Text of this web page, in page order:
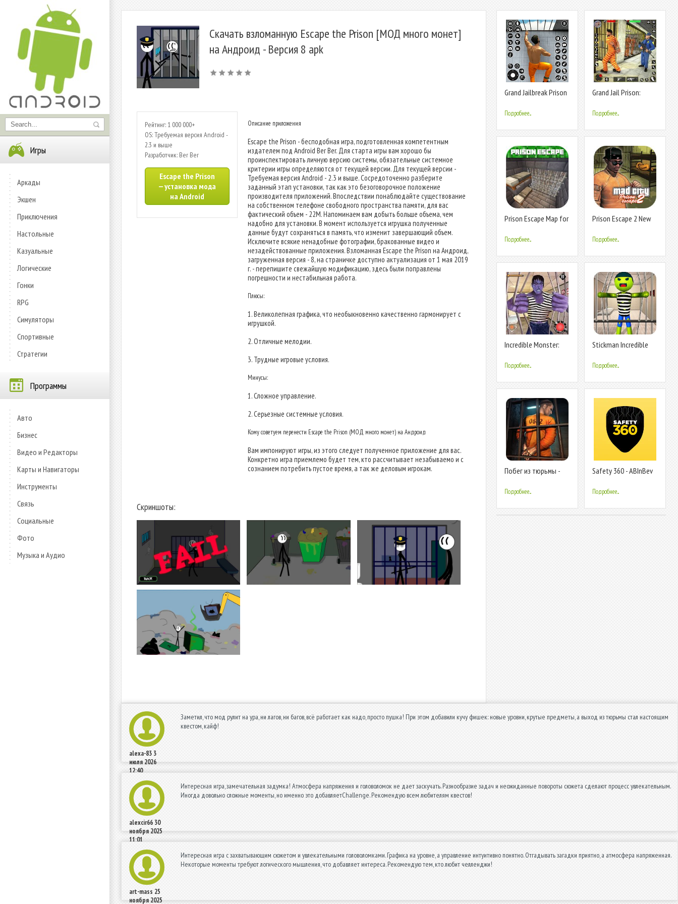
Игры
Аркады
Экшен
Приключения
Настольные
Казуальные
Логические
Гонки
RPG
Симуляторы
Спортивные
Стратегии
Программы
Авто
Бизнес
Видео и Редакторы
Карты и Навигаторы
Инструменты
Связь
Социальные
Фото
Музыка и Аудио
Скачать взломанную Escape the Prison [МОД много монет]
на Андроид - Версия 8 apk
Рейтинг: 1 000 000+
OS: Требуемая версия Android -
2.3 и выше
Разработчик: Ber Ber
Escape the Prison
— установка мода
на Android
Описание приложения
Escape the Prison - бесподобная игра, подготовленная компетентным
издателем под Android Ber Ber. Для старта игры вам хорошо бы
проинспектировать личную версию системы, обязательные системное
критерии игры определяются от текущей версии. Для текущей версии -
Требуемая версия Android - 2.3 и выше. Сосредоточенно разберите
заданный этап установки, так как это безоговорочное положение
производителя приложений. Впоследствии понаблюдайте существование
на собственном телефоне свободного пространства памяти, для вас
фактический объем - 22M. Напоминаем вам добыть больше объема, чем
надобно для установки. В момент используется игрушка полученные
данные будут сохраняться в память, что изменит завершающий объем.
Исключите всякие ненадобные фотографии, бракованные видео и
незадействованные приложения. Взломанная Escape the Prison на Андроид,
загруженная версия - 8, на страничке доступно актуализация от 1 мая 2019
г. - перепишите свежайшую модификацию, здесь были поправлены
погрешности и нестабильная работа.
Плюсы:
1. Великолепная графика, что необыкновенно качественно гармонирует с
игрушкой.
2. Отличные мелодии.
3. Трудные игровые условия.
Минусы:
1. Сложное управление.
2. Серьезные системные условия.
Кому советуем перенести Escape the Prison (МОД много монет) на Андроид
Вам импонируют игры, из этого следует полученное приложение для вас.
Конкретно игра приемлемо будет тем, кто рассчитывает незабываемо и с
сознанием потребить пустое время, а так же деловым игрокам.
Скриншоты:
Grand Jailbreak Prison
Подробнее...
Grand Jail Prison:
Подробнее...
Prison Escape Map for
Подробнее...
Prison Escape 2 New
Подробнее...
Incredible Monster:
Escape Games
Подробнее...
Stickman Incredible
Escape
Подробнее...
Побег из тюрьмы -
Подробнее...
Safety 360 - ABInBev
Подробнее...
alexa-83 3
июля 2026
12:40
Заметил, что мод рулит на ура, ни лагов, ни багов, всё работает как надо, просто пушка! При этом добавили кучу фишек: новые уровни, крутые предметы, а выход из тюрьмы стал настоящим
квестом, кайф!
alexcir66 30
ноября 2025
11:01
Интересная игра, замечательная задумка! Атмосфера напряжения и головоломок не дает заскучать. Разнообразие задач и неожиданные повороты сюжета сделают процесс увлекательным.
Иногда довольно сложные моменты, но именно это добавляетChallenge. Рекомендую всем любителям квестов!
art-mass 25
ноября 2025
Интересная игра с захватывающим сюжетом и увлекательными головоломками. Графика на уровне, а управление интуитивно понятно. Отгадывать загадки приятно, а атмосфера напряженная.
Некоторые моменты требуют логического мышления, что добавляет интереса. Рекомендую тем, кто любит челленджи!